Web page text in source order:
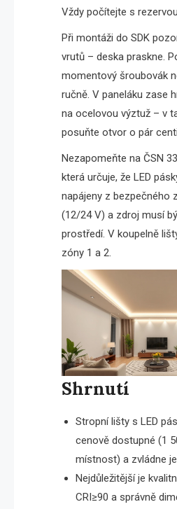
Vždy počítejte s
Při montáži do SDK
vrutů – deska praskne.
momentový šroubovák
ručně. V paneláku zase
na ocelovou výztuž – v
posuňte otvor o pár
Nezapomeňte na ČSN
která určuje, že LED
napájeny z bezpečného
(12/24 V) a zdroj musí
prostředí. V koupelně
zóny 1 a 2.
Shrnutí
Stropní lišty s LED
cenově dostupné (1
místnost) a zvládne
Nejdůležitější je
CRI≥90 a správně